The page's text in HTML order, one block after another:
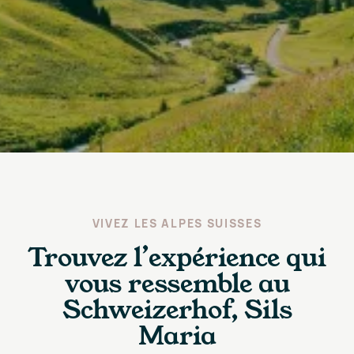
VIVEZ LES ALPES SUISSES
Trouvez l’expérience qui
vous ressemble au
Schweizerhof, Sils
Maria